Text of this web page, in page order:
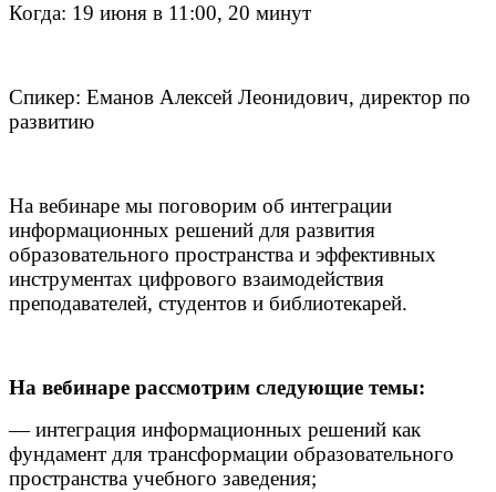
Когда: 19 июня в 11:00, 20 минут
Спикер: Еманов Алексей Леонидович, директор по
развитию
На вебинаре мы поговорим об интеграции
информационных решений для развития
образовательного пространства и эффективных
инструментах цифрового взаимодействия
преподавателей, студентов и библиотекарей.
На вебинаре рассмотрим следующие темы:
— интеграция информационных решений как
фундамент для трансформации образовательного
пространства учебного заведения;